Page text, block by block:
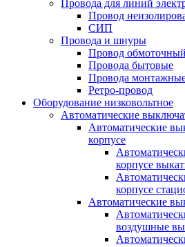
Провода для линий
Провод
СИП
Провода и шнуры
Провод обмоточный
Провода бытовые
Провода
Ретро-провод
Оборудование низковольтное
Автоматические
Автоматические
корпусе
корпусе
корпусе
Автоматические
воздушные